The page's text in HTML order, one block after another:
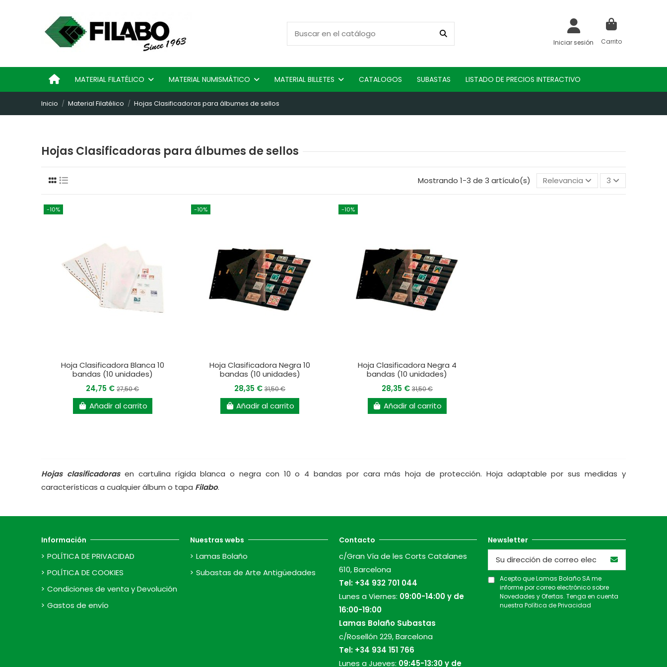
Iniciar sesión Carrito
MATERIAL FILATÉLICO MATERIAL NUMISMÁTICO MATERIAL BILLETES CATALOGOS SUBASTAS LISTADO DE PRECIOS INTERACTIVO
Inicio Material Filatélico Hojas Clasificadoras para álbumes de sellos
Hojas Clasificadoras para álbumes de sellos
Mostrando 1-3 de 3 artículo(s) Relevancia 3
-10%
Hoja Clasificadora Blanca 10
bandas (10 unidades)
24,75 €27,50 €
Añadir al carrito
-10%
Hoja Clasificadora Negra 10
bandas (10 unidades)
28,35 €31,50 €
Añadir al carrito
-10%
Hoja Clasificadora Negra 4
bandas (10 unidades)
28,35 € 31,50 €
Añadir al carrito
Hojas clasificadorasen cartulina rígida blanca o negra con 10 o 4 bandas por cara más hoja de protección. Hoja adaptable por sus medidas y
características a cualquier álbum o tapa Filabo.
Información
POLÍTICA DE PRIVACIDAD
POLÍTICA DE COOKIES
Condiciones de venta y Devolución
Gastos de envío
Nuestras webs
Lamas Bolaño
Subastas de Arte Antigüedades
Contacto
c/Gran Vía de les Corts Catalanes
610, Barcelona
Tel: +34 932 701 044
Lunes a Viernes: 09:00-14:00 y de
16:00-19:00
Lamas Bolaño Subastas
c/Rosellón 229, Barcelona
Tel: +34 934 151 766
Lunes a Jueves: 09:45-13:30 y de
Newsletter
Acepto que Lamas Bolaño SA me
informe por correo electrónico sobre
Novedades y Ofertas. Tenga en cuenta
nuestraPolítica de Privacidad